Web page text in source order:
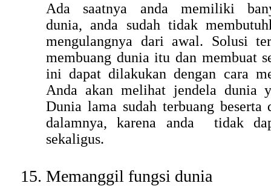
Ada saatnya anda memiliki
dunia, anda sudah tidak
mengulangnya dari awal. Solusi
membuang dunia itu dan membuat
ini dapat dilakukan dengan cara
Anda akan melihat jendela dunia
Dunia lama sudah terbuang beserta
dalamnya, karena anda tidak
sekaligus.
Memanggil fungsi dunia